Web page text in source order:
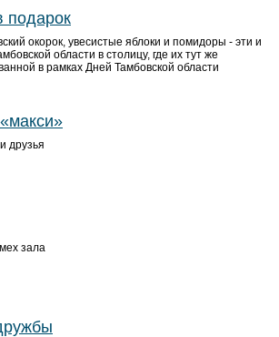
подарок
окорок, увесистые яблоки и помидоры - эти и
области в столицу, где их тут же
в рамках Дней Тамбовской области
друзья
зала